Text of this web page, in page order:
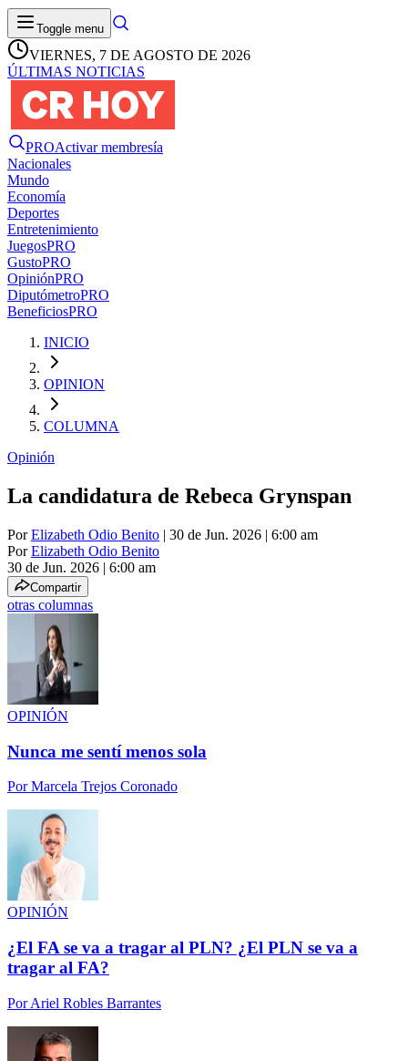
Toggle menu
VIERNES, 7 DE AGOSTO DE 2026
ÚLTIMAS NOTICIAS
PROActivar membresía
Nacionales
Mundo
Economía
Deportes
Entretenimiento
JuegosPRO
GustoPRO
OpiniónPRO
DiputómetroPRO
BeneficiosPRO
INICIO
OPINION
COLUMNA
Opinión
La candidatura de Rebeca Grynspan
PorElizabeth Odio Benito | 30 de Jun. 2026 | 6:00 am
PorElizabeth Odio Benito
30 de Jun. 2026 | 6:00 am
Compartir
otras columnas
OPINIÓN
Nunca me sentí menos sola
PorMarcela Trejos Coronado
OPINIÓN
¿El FA se va a tragar al PLN? ¿El PLN se va a
tragar al FA?
PorAriel Robles Barrantes